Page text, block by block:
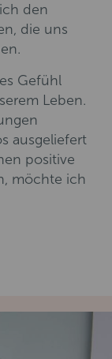
den
die uns
Gefühl
Leben.
ausgeliefert
positive
möchte ich